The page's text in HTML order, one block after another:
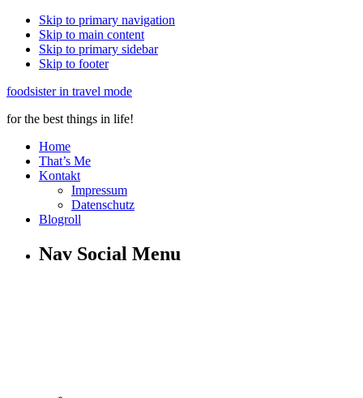
Skip to primary navigation
Skip to main content
Skip to primary sidebar
Skip to footer
foodsister in travel mode
for the best things in life!
Home
That’s Me
Kontakt
Impressum
Datenschutz
Blogroll
Nav Social Menu